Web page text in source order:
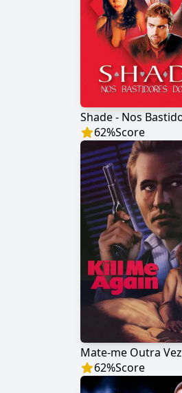
62%Score
Mate-me Outra Vez
62%Score